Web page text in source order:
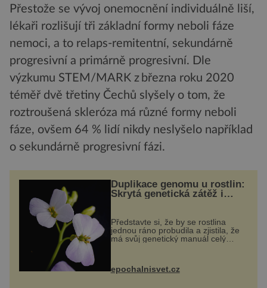
Přestože se vývoj onemocnění individuálně liší,
lékaři rozlišují tři základní formy neboli fáze
nemoci, a to relaps-remitentní, sekundárně
progresivní a primárně progresivní. Dle
výzkumu STEM/MARK z března roku 2020
téměř dvě třetiny Čechů slyšely o tom, že
roztroušená skleróza má různé formy neboli
fáze, ovšem 64 % lidí nikdy neslyšelo například
o sekundárně progresivní fázi.
Duplikace genomu u rostlin:
Skrytá genetická zátěž i
Představte si, že by se rostlina
jednou ráno probudila a zjistila, že
má svůj genetický manuál celý
výzkumu to může být pro druhy
vstupenka...
epochalnisvet.cz